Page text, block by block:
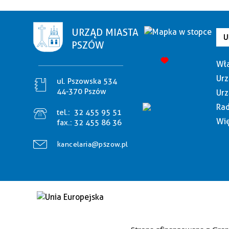
URZĄD MIASTA
PSZÓW
ul. Pszowska 534
44-370 Pszów
tel.: 32 455 95 51
fax.: 32 455 86 36
kancelaria@pszow.pl